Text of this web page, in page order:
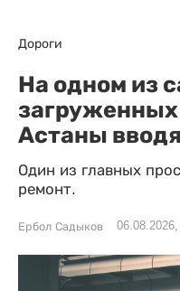
Дороги
На одном из
Астаны
Один из главных
ремонт.
Ербол Садыков